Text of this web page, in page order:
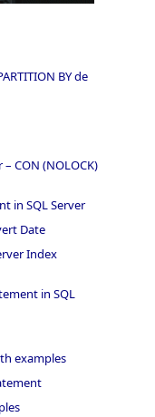
BY de
CON (NOLOCK)
in SQL Server
Date
Index
in SQL
examples